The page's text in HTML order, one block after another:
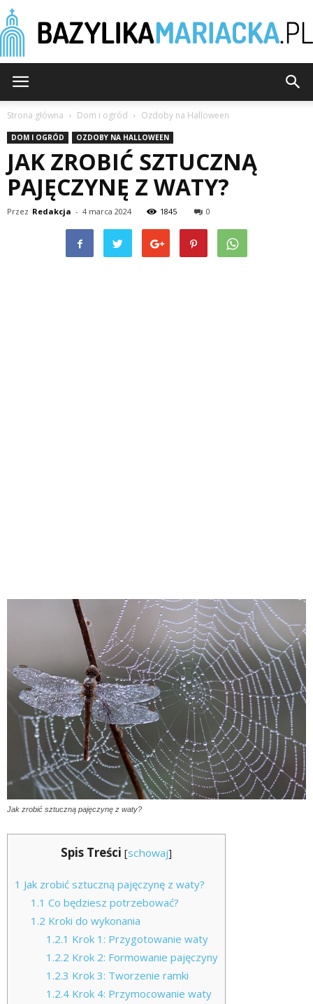
Strona główna Dom i ogród Ozdoby na Halloween
DOM I OGRÓD OZDOBY NA HALLOWEEN
JAK ZROBIĆ SZTUCZNĄ
PAJĘCZYNĘ Z WATY?
Przez Redakcja - 4 marca 2024 1845 0
Jak zrobić sztuczną pajęczynę z waty?
Spis Treści [schowaj]
1 Jak zrobić sztuczną pajęczynę z waty?
1.1 Co będziesz potrzebować?
1.2 Kroki do wykonania
1.2.1 Krok 1: Przygotowanie waty
1.2.2 Krok 2: Formowanie pajęczyny
1.2.3 Krok 3: Tworzenie ramki
1.2.4 Krok 4: Przymocowanie waty